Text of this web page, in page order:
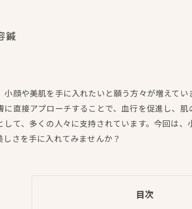
鍼
顔や美肌を手に入れたいと願う方々が増えて
直接アプローチすることで、血行を促進し、
て、多くの人々に支持されています。今回は
さを手に入れてみませんか？
目次